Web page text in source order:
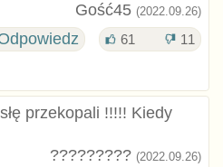
Gość45 (2022.09.26)
61 11
przekopali !!!!! Kiedy
????????? (2022.09.26)